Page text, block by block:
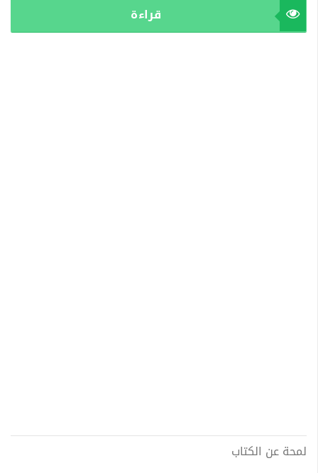
قراءة
لمحة عن الكتاب